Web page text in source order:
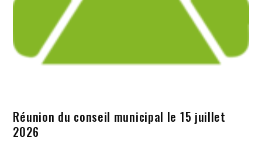
Réunion du conseil municipal le 15 juillet
2026